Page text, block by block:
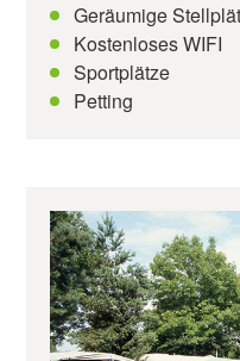
Geräumige
Kostenloses WIFI
Sportplätze
Petting